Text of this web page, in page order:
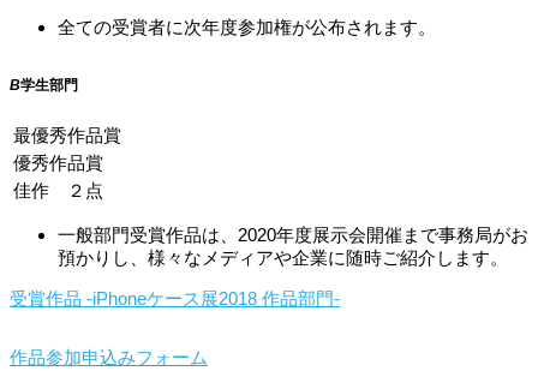
全ての受賞者に次年度参加権が公布されます。
B学生部門
最優秀作品賞
優秀作品賞
佳作 ２点
一般部門受賞作品は、2020年度展示会開催まで事務局がお
預かりし、様々なメディアや企業に随時ご紹介します。
受賞作品 -iPhoneケース展2018 作品部門-
作品参加申込みフォーム